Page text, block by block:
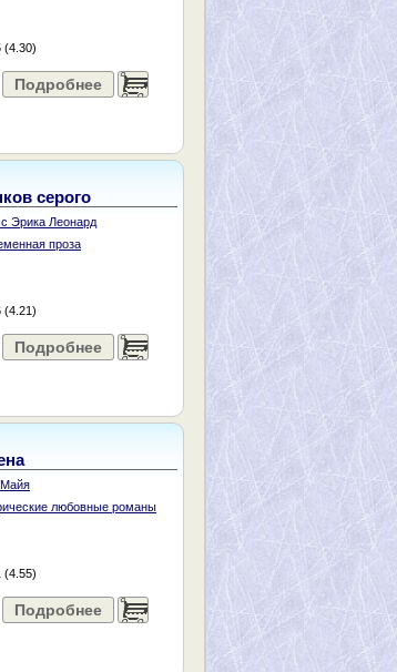
(4.30)
Подробнее ......
серого
Эрика Леонард
проза
(4.21)
Подробнее ......
любовные романы
(4.55)
Подробнее ......